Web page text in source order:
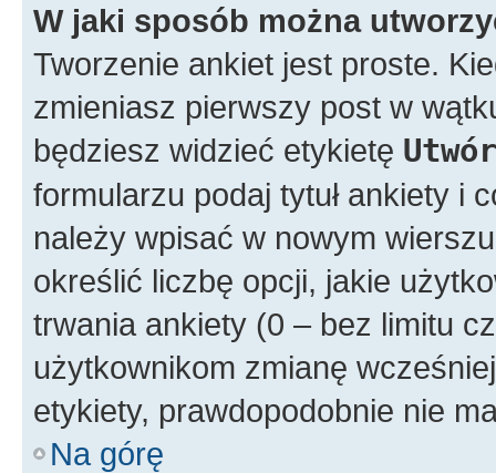
W jaki sposób można
Tworzenie ankiet jest proste.
zmieniasz pierwszy post w
będziesz widzieć etykietę
formularzu podaj tytuł ankiety i
należy wpisać w nowym
określić liczbę opcji, jakie
trwania ankiety (0 – bez limitu
użytkownikom zmianę
etykiety, prawdopodobnie nie
Na górę